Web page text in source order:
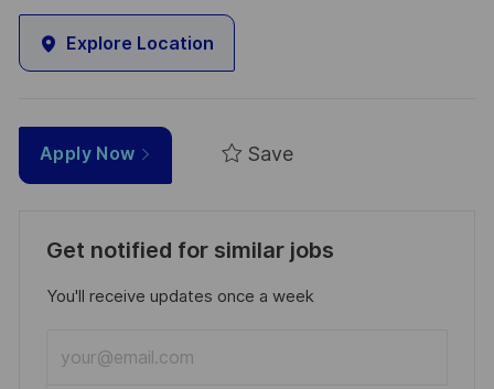
Explore Location
Apply Now Save
Get notified for similar jobs
You'll receive updates once a week
Email